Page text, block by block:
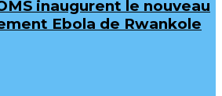
inaugurent le nouveau
Ebola de Rwankole